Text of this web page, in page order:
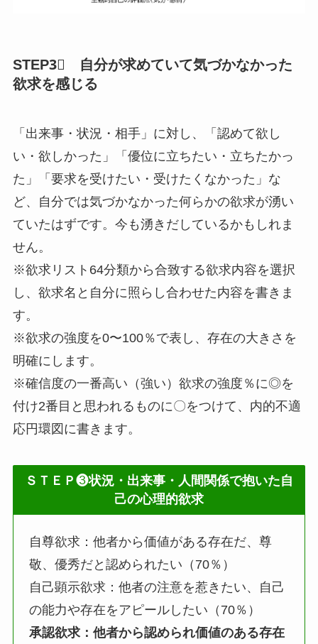
STEP3⃣ 自分が求めていて気づかなかった
欲求を感じる
「出来事・状況・相手」に対し、「認めて欲し
い・欲しかった」「優位に立ちたい・立ちたかっ
た」「要求を受けたい・受けたくなかった」な
ど、自分では気づかなかった何らかの欲求が湧い
ていたはずです。今も湧きだしているかもしれま
せん。
※欲求リスト64分類から合致する欲求内容を選択
し、欲求名と自分に照らし合わせた内容を書きま
す。
※欲求の強度を0〜100％で表し、存在の大きさを
明確にします。
※確信度の一番高い（強い）欲求の強度％に◎を
付け2番目と思われるものに〇をつけて、内的不適
応円環図に書きます。
ＳＴＥＰ ❸状況・出来事・人間関係で抱いた自
己の心理的欲求
自尊欲求：他者から価値がある存在だ、尊
敬、優秀だと認められたい（70％）
自己顕示欲求：他者の注意を惹きたい、自己
の能力や存在をアピールしたい（70％）
承認欲求：他者から認められ価値のある存在